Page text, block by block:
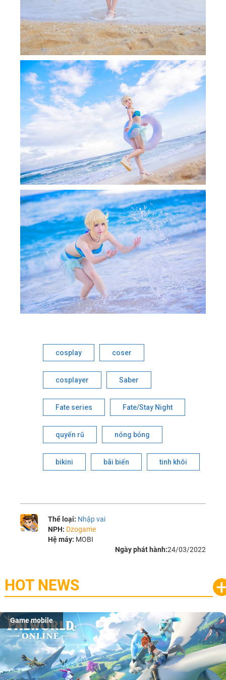
cosplay coser
cosplayer Saber
Fate series Fate/Stay Night
quyến rũ nóng bỏng
bikini bãi biển tinh khôi
Thể loại: Nhập vai
NPH: Dzogame
Hệ máy: MOBI
Ngày phát hành:24/03/2022
HOT NEWS
Game mobile